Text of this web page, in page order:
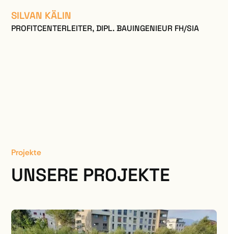
SILVAN KÄLIN
PROFITCENTERLEITER, DIPL. BAUINGENIEUR FH/SIA
Projekte
UNSERE PROJEKTE